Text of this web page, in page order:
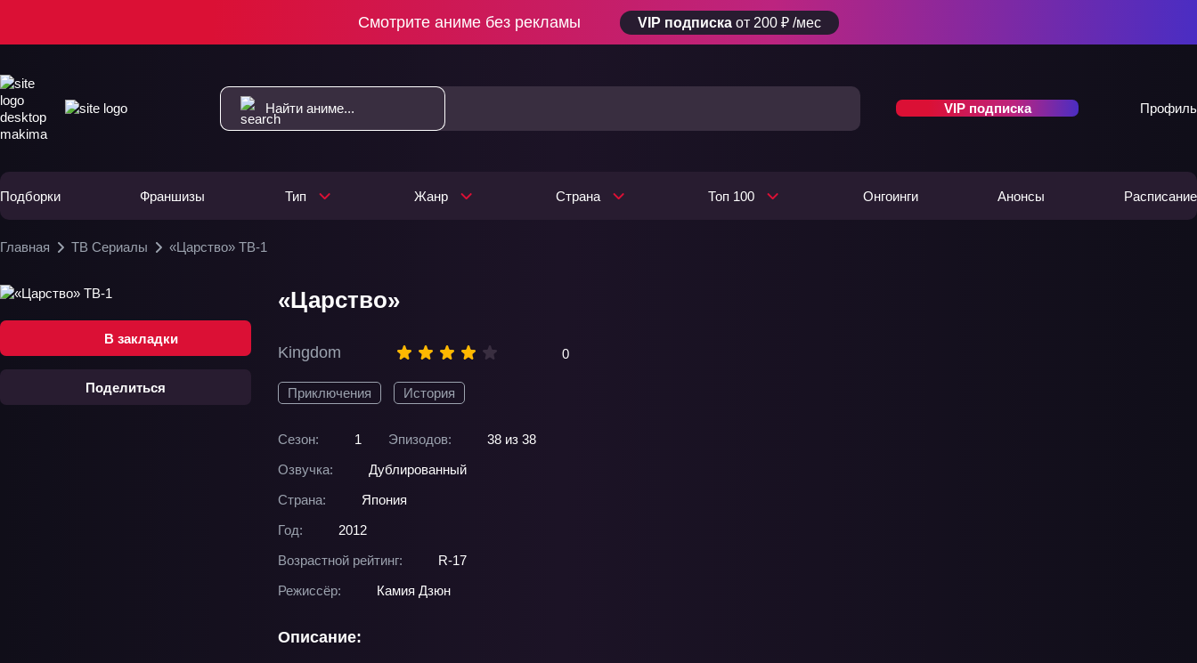
Смотрите аниме без рекламы VIP подписка от 200 ₽ /мес
VIP подписка Профиль
Подборки Франшизы Тип Жанр Страна Топ 100 Онгоинги Анонсы Расписание
Главная ТВ Сериалы «Царство» ТВ-1
В закладки
Поделиться
«Царство»
Kingdom 0
Приключения История
Сезон: 1 Эпизодов:
38 из 38
Озвучка:
Дублированный
Страна:
Япония
Год:
2012
Возрастной рейтинг:
R-17
Режиссёр:
Камия Дзюн
Описание: